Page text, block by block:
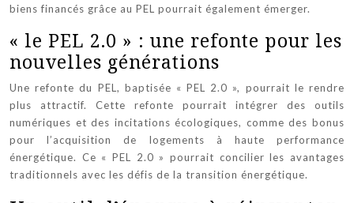
biens financés grâce au PEL pourrait également émerger.
« le PEL 2.0 » : une refonte pour les
nouvelles générations
Une refonte du PEL, baptisée « PEL 2.0 », pourrait le rendre
plus attractif. Cette refonte pourrait intégrer des outils
numériques et des incitations écologiques, comme des bonus
pour l’acquisition de logements à haute performance
énergétique. Ce « PEL 2.0 » pourrait concilier les avantages
traditionnels avec les défis de la transition énergétique.